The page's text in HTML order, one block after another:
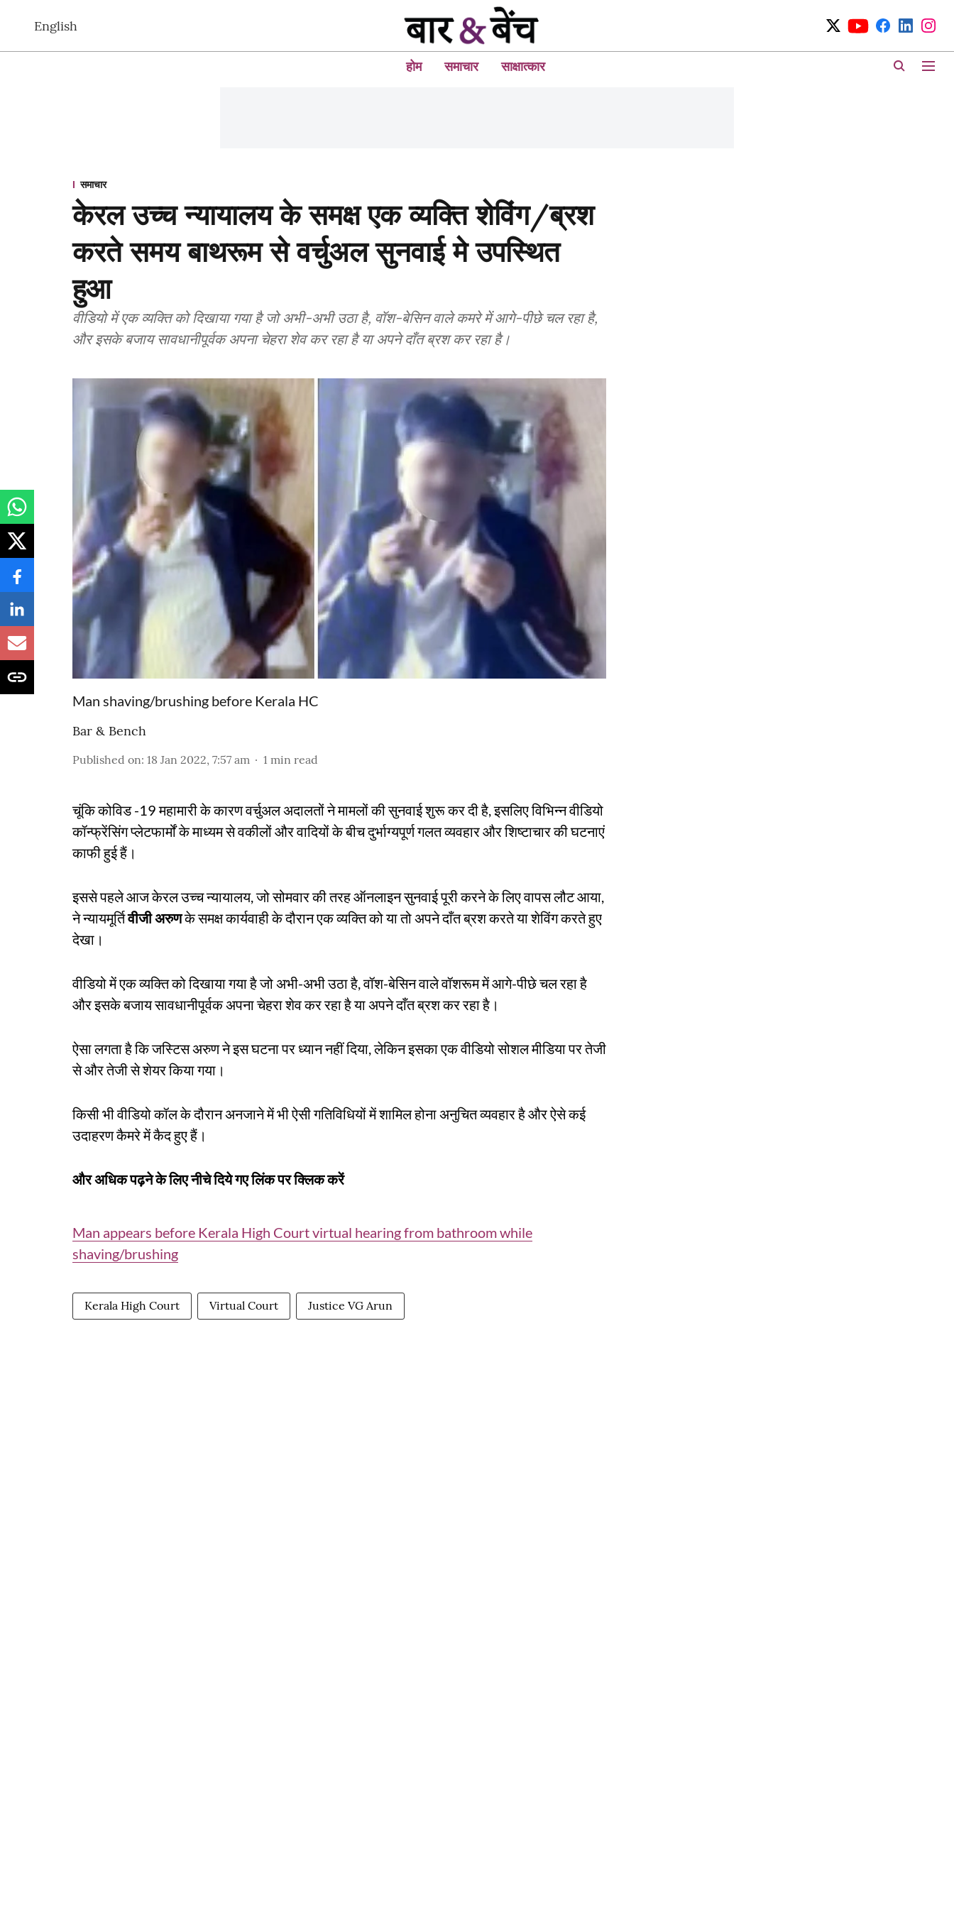
English
होम समाचार साक्षात्कार
समाचार
केरल उच्च न्यायालय के समक्ष एक व्यक्ति शेविंग/ब्रश
करते समय बाथरूम से वर्चुअल सुनवाई मे उपस्थित
हुआ
वीडियो में एक व्यक्ति को दिखाया गया है जो अभी-अभी उठा है, वॉश-बेसिन वाले कमरे में आगे-पीछे चल रहा है,
और इसके बजाय सावधानीपूर्वक अपना चेहरा शेव कर रहा है या अपने दाँत ब्रश कर रहा है।
Man shaving/brushing before Kerala HC
Bar & Bench
Published on: 18 Jan 2022, 7:57 am 1 min read
चूंकि कोविड -19 महामारी के कारण वर्चुअल अदालतों ने मामलों की सुनवाई शुरू कर दी है, इसलिए विभिन्न वीडियो
कॉन्फ्रेंसिंग प्लेटफार्मों के माध्यम से वकीलों और वादियों के बीच दुर्भाग्यपूर्ण गलत व्यवहार और शिष्टाचार की घटनाएं
काफी हुई हैं।
इससे पहले आज केरल उच्च न्यायालय, जो सोमवार की तरह ऑनलाइन सुनवाई पूरी करने के लिए वापस लौट आया,
ने न्यायमूर्तिवीजी अरुणके समक्ष कार्यवाही के दौरान एक व्यक्ति को या तो अपने दाँत ब्रश करते या शेविंग करते हुए
देखा।
वीडियो में एक व्यक्ति को दिखाया गया है जो अभी-अभी उठा है, वॉश-बेसिन वाले वॉशरूम में आगे-पीछे चल रहा है
और इसके बजाय सावधानीपूर्वक अपना चेहरा शेव कर रहा है या अपने दाँत ब्रश कर रहा है।
ऐसा लगता है कि जस्टिस अरुण ने इस घटना पर ध्यान नहीं दिया, लेकिन इसका एक वीडियो सोशल मीडिया पर तेजी
से और तेजी से शेयर किया गया।
किसी भी वीडियो कॉल के दौरान अनजाने में भी ऐसी गतिविधियों में शामिल होना अनुचित व्यवहार है और ऐसे कई
उदाहरण कैमरे में कैद हुए हैं।
और अधिक पढ़ने के लिए नीचे दिये गए लिंक पर क्लिक करें
Man appears before Kerala High Court virtual hearing from bathroom while
shaving/brushing
Kerala High Court Virtual Court Justice VG Arun